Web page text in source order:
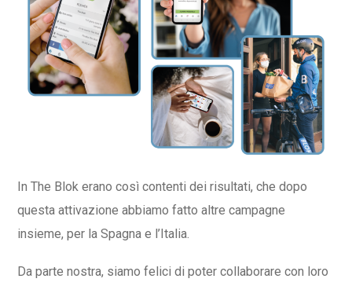
In The Blok erano così contenti dei risultati, che dopo
questa attivazione abbiamo fatto altre campagne
insieme, per la Spagna e l’Italia.
Da parte nostra, siamo felici di poter collaborare con loro